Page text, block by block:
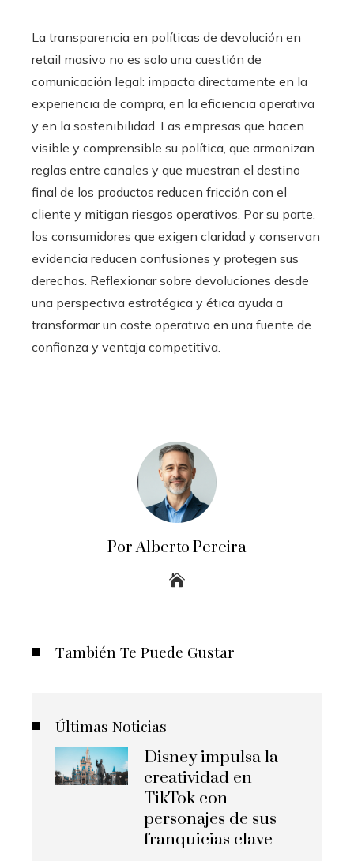
La transparencia en políticas de devolución en
retail masivo no es solo una cuestión de
comunicación legal: impacta directamente en la
experiencia de compra, en la eficiencia operativa
y en la sostenibilidad. Las empresas que hacen
visible y comprensible su política, que armonizan
reglas entre canales y que muestran el destino
final de los productos reducen fricción con el
cliente y mitigan riesgos operativos. Por su parte,
los consumidores que exigen claridad y conservan
evidencia reducen confusiones y protegen sus
derechos. Reflexionar sobre devoluciones desde
una perspectiva estratégica y ética ayuda a
transformar un coste operativo en una fuente de
confianza y ventaja competitiva.
Por Alberto Pereira
También Te Puede Gustar
Últimas Noticias
Disney impulsa la
creatividad en
TikTok con
personajes de sus
franquicias clave